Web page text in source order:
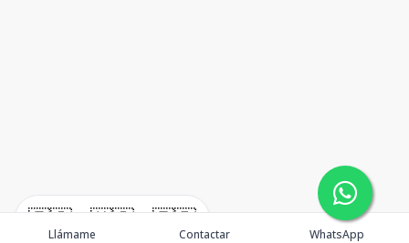
🇪🇸 🇺🇸 🇫🇷
Llámame Contactar WhatsApp